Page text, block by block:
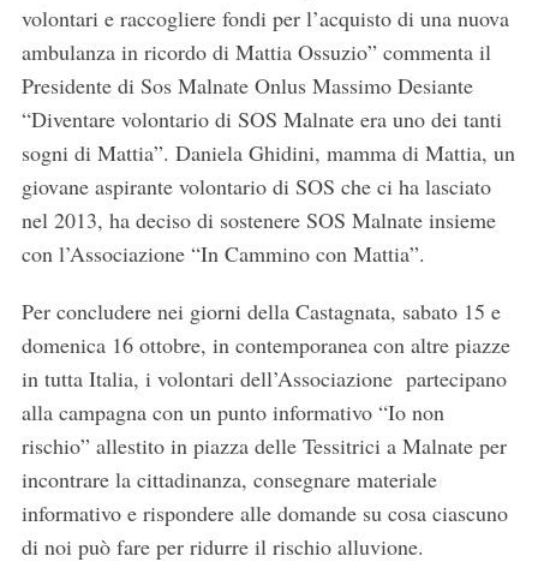
volontari e raccogliere fondi per l’acquisto di una nuova
ambulanza in ricordo di Mattia Ossuzio” commenta il
Presidente di Sos Malnate Onlus Massimo Desiante
“Diventare volontario di SOS Malnate era uno dei tanti
sogni di Mattia”. Daniela Ghidini, mamma di Mattia, un
giovane aspirante volontario di SOS che ci ha lasciato
nel 2013, ha deciso di sostenere SOS Malnate insieme
con l’Associazione “In Cammino con Mattia”.
Per concludere nei giorni della Castagnata, sabato 15 e
domenica 16 ottobre, in contemporanea con altre piazze
in tutta Italia, i volontari dell’Associazione partecipano
alla campagna con un punto informativo “Io non
rischio” allestito in piazza delle Tessitrici a Malnate per
incontrare la cittadinanza, consegnare materiale
informativo e rispondere alle domande su cosa ciascuno
di noi può fare per ridurre il rischio alluvione.